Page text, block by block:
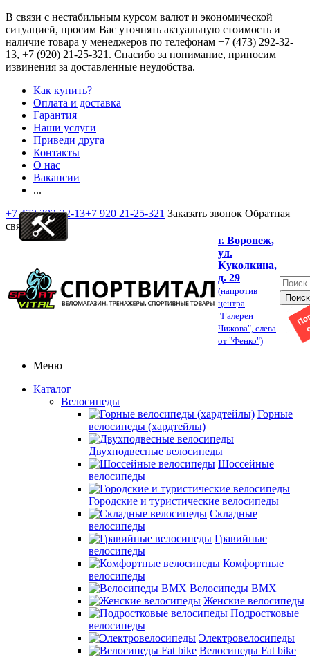
В связи с нестабильным курсом валют и экономической
ситуацией, просим Вас уточнять актуальную стоимость и
наличие товара у менеджеров по телефонам +7 (473) 292-32-
13, +7 (920) 21-25-321 . Спасибо за понимание, приносим
извинения за доставленные неудобства.
Как купить?
Оплата и доставка
Гарантия
Наши услуги
Приведи друга
Контакты
О нас
Вакансии
...
+7 473 292-32-13+7 920 21-25-321 Заказать звонок Обратная
связь
г. Воронеж,
ул.
Куколкина,
д. 29
(напротив
центра
"Галереи
Чижова", слева
от "Фенко")
Меню
Каталог
Велосипеды
Горные
велосипеды (хардтейлы)
Двухподвесные велосипеды
Шоссейные
велосипеды
Городские и туристические велосипеды
Складные
велосипеды
Гравийные
велосипеды
Комфортные
велосипеды
Велосипеды BMX
Женские велосипеды
Подростковые
велосипеды
Электровелосипеды
Велосипеды Fat bike